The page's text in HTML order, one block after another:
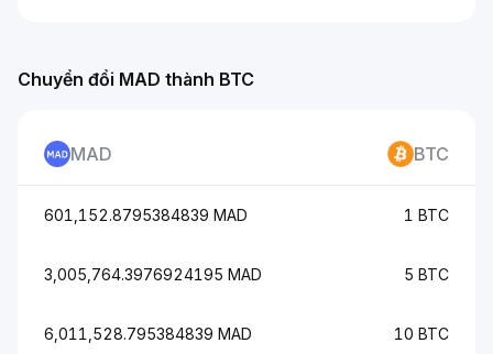
Chuyển đổi MAD thành BTC
MAD BTC
601,152.8795384839 MAD 1 BTC
3,005,764.3976924195 MAD 5 BTC
6,011,528.795384839 MAD 10 BTC